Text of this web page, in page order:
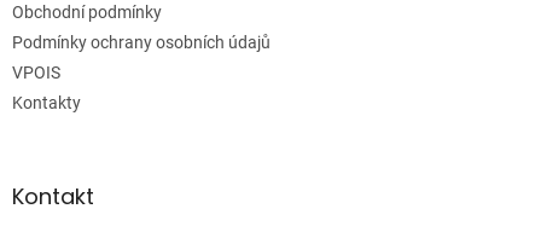
Obchodní podmínky
Podmínky ochrany osobních údajů
VPOIS
Kontakty
Kontakt